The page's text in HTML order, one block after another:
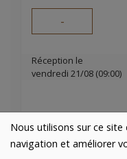
Nous utilisons sur ce
navigation et améliorer
-
Réception le
vendredi 21/08 (09:00)